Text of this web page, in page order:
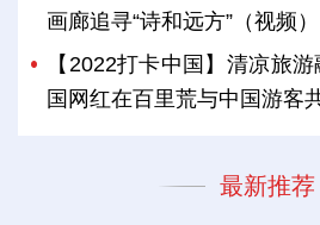
画廊追寻“诗和远方”（视频）
【2022打卡中国】清凉旅
国网红在百里荒与中国游客
最新推荐